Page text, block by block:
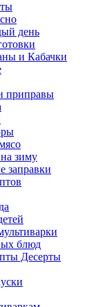
день
и Кабачки
приправы
зиму
заправки
блюд
Десерты